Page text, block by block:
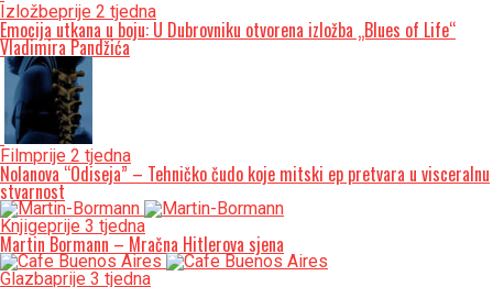
Izložbeprije 2 tjedna
Emocija utkana u boju: U Dubrovniku otvorena izložba „Blues of Life“
Vladimira Pandžića
Filmprije 2 tjedna
Nolanova “Odiseja” – Tehničko čudo koje mitski ep pretvara u visceralnu
stvarnost
Knjigeprije 3 tjedna
Martin Bormann – Mračna Hitlerova sjena
Glazbaprije 3 tjedna